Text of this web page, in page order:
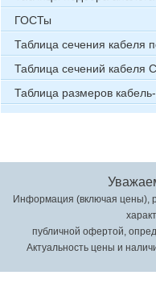
ГОСТы
Таблица сечения кабеля
Таблица сечений кабеля
Таблица размеров
Информация (включая цены),
публичной офертой,
Актуальность цены и